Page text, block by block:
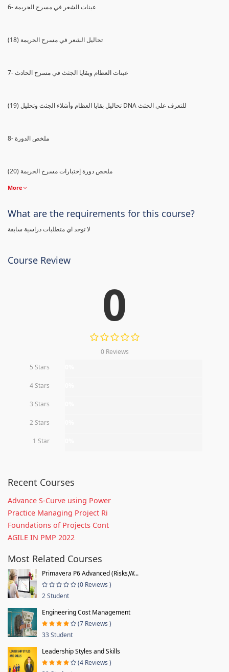
6- عينات الشعر في مسرح الجريمة
(18) تحاليل الشعر في مسرح الجريمة
7- عينات العظام وبقايا الجثث في مسرح الحادث
(19) تحاليل بقايا العظام وأشلاء الجثث وتحليل DNA للتعرف علي الجثث
8- ملخص الدورة
(20) ملخص دورة إختبارات مسرح الجريمة
More
What are the requirements for this course?
لا توجد اي متطلبات دراسية سابقة
Course Review
0
0 Reviews
5 Stars
4 Stars
3 Stars
2 Stars
1 Star
Recent Courses
Advance S-Curve using Power
Practice Managing Project Ri
Foundations of Projects Cont
AGILE IN PMP 2022
Most Related Courses
Primavera P6 Advanced (Risks,W...
(0 Reviews )
2 Student
Engineering Cost Management
(7 Reviews )
33 Student
Leadership Styles and Skills
(4 Reviews )